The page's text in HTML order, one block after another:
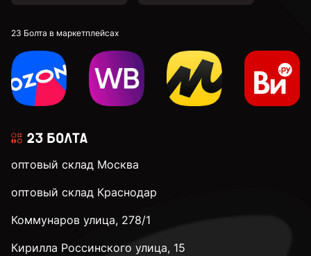
2,9 мм
3 мм
3,3 мм
23 Болта в маркетплейсах
оптовый склад Москва
оптовый склад Краснодар
Коммунаров улица, 278/1
Кирилла Россинского улица, 15